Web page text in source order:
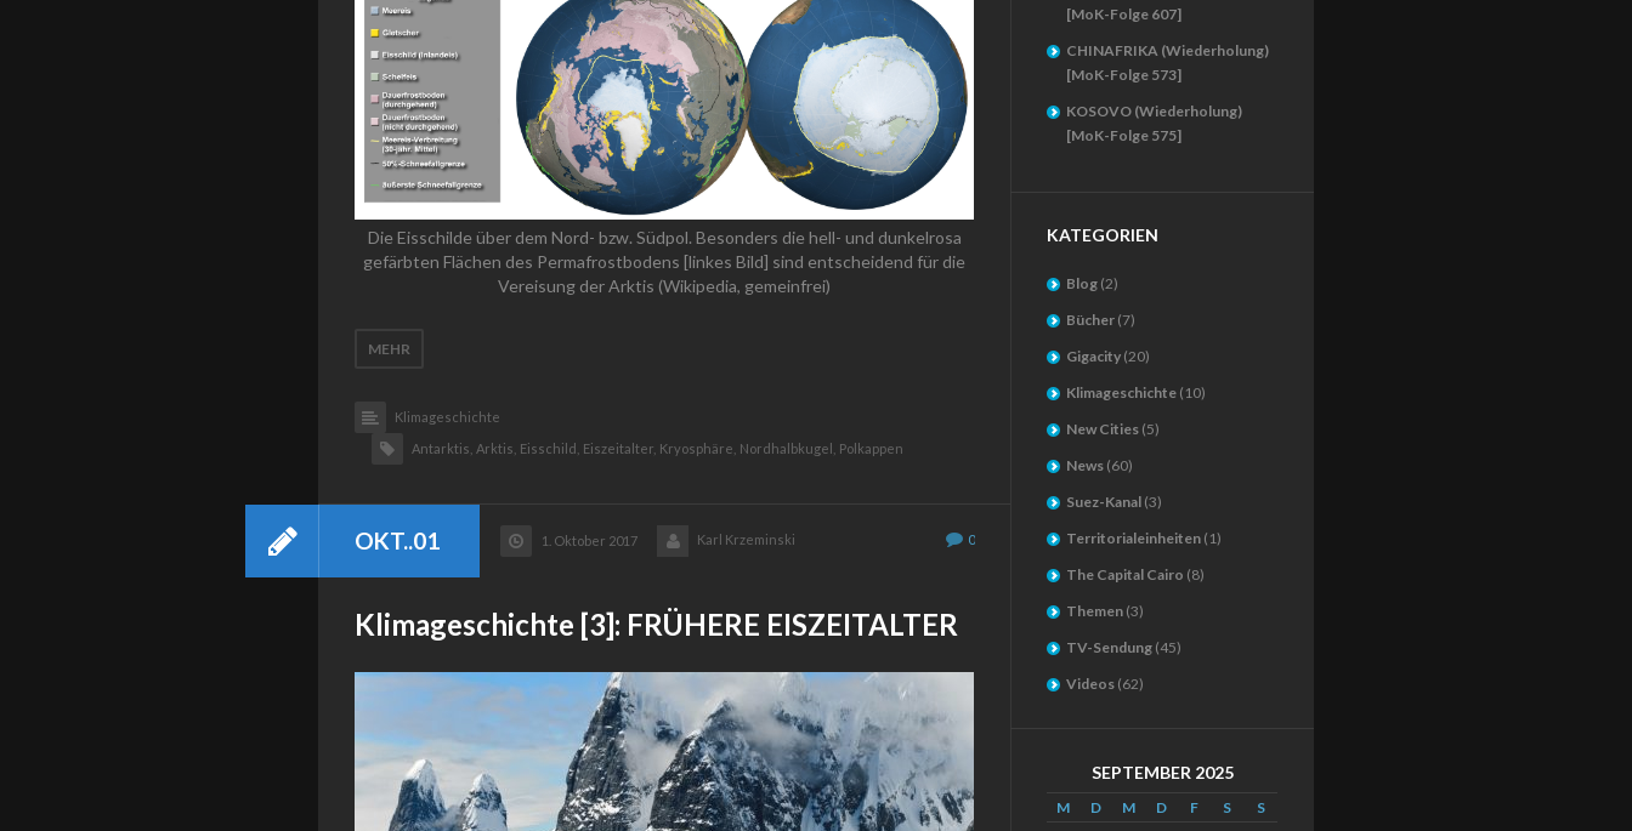
Die Eisschilde über dem Nord- bzw. Südpol. Besonders die hell- und dunkelrosa
gefärbten Flächen des Permafrostbodens [linkes Bild] sind entscheidend für die
Vereisung der Arktis (Wikipedia, gemeinfrei)
MEHR
Klimageschichte
Antarktis, Arktis, Eisschild, Eiszeitalter, Kryosphäre, Nordhalbkugel, Polkappen
OKT..01 1. Oktober 2017 0
Karl Krzeminski
Klimageschichte [3]: FRÜHERE EISZEITALTER
[MoK-Folge 607]
CHINAFRIKA (Wiederholung)
[MoK-Folge 573]
KOSOVO (Wiederholung)
[MoK-Folge 575]
KATEGORIEN
Blog (2)
Bücher (7)
Gigacity (20)
Klimageschichte (10)
New Cities (5)
News (60)
Suez-Kanal (3)
Territorialeinheiten (1)
The Capital Cairo (8)
Themen (3)
TV-Sendung (45)
Videos (62)
SEPTEMBER 2025
M D M D F S
S